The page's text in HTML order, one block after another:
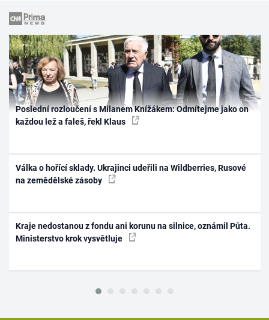
Poslední rozloučení s Milanem Knížákem: Odmítejme jako on
každou lež a faleš, řekl Klaus
Válka o hořící sklady. Ukrajinci udeřili na Wildberries, Rusové
na zemědělské zásoby
Kraje nedostanou z fondu ani korunu na silnice, oznámil Půta.
Ministerstvo krok vysvětluje